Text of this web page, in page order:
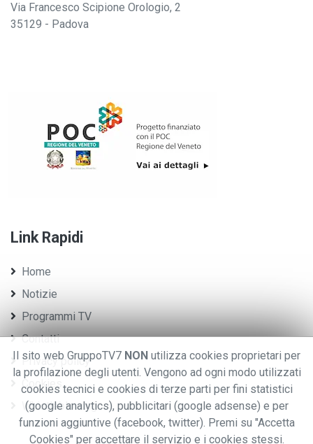
Via Francesco Scipione Orologio, 2
35129 - Padova
Link Rapidi
Home
Notizie
Programmi TV
Contatti
Privacy policy
Cookies
Whistleblowing
Il sito web GruppoTV7 NON utilizza cookies proprietari per
la profilazione degli utenti. Vengono ad ogni modo utilizzati
cookies tecnici e cookies di terze parti per fini statistici
(google analytics), pubblicitari (google adsense) e per
funzioni aggiuntive (facebook, twitter). Premi su "Accetta
Cookies" per accettare il servizio e i cookies stessi.